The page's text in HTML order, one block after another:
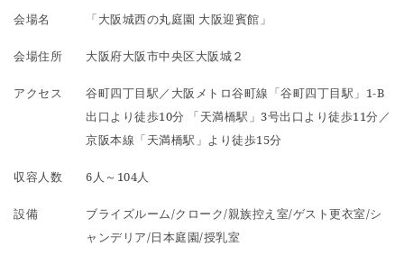
会場名 「大阪城西の丸庭園 大阪迎賓館」
会場住所 大阪府大阪市中央区大阪城２
アクセス
谷町四丁目駅／大阪メトロ谷町線「谷町四丁目駅」1-B
出口より徒歩10分 「天満橋駅」3号出口より徒歩11分／
京阪本線「天満橋駅」より徒歩15分
収容人数 6人～104人
設備
ブライズルーム/クローク/親族控え室/ゲスト更衣室/シ
ャンデリア/日本庭園/授乳室